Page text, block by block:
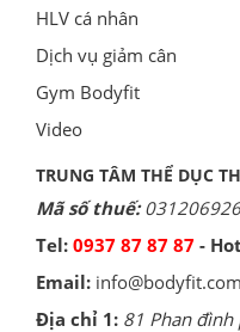
HLV cá nhân
Dịch vụ giảm cân
Gym Bodyfit
Video
TRUNG TÂM THỂ DỤC
Mã số thuế:
Tel: 0937 87 87 87 -
Email:
Địa chỉ 1: 81 Phan đình